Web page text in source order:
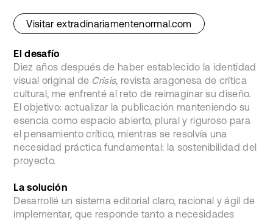
Visitar extradinariamentenormal.com
El desafío
Diez años después de haber establecido la identidad
visual original de Crisis, revista aragonesa de crítica
cultural, me enfrenté al reto de reimaginar su diseño.
El objetivo: actualizar la publicación manteniendo su
esencia como espacio abierto, plural y riguroso para
el pensamiento crítico, mientras se resolvía una
necesidad práctica fundamental: la sostenibilidad del
proyecto.
La solución
Desarrollé un sistema editorial claro, racional y ágil de
implementar, que responde tanto a necesidades